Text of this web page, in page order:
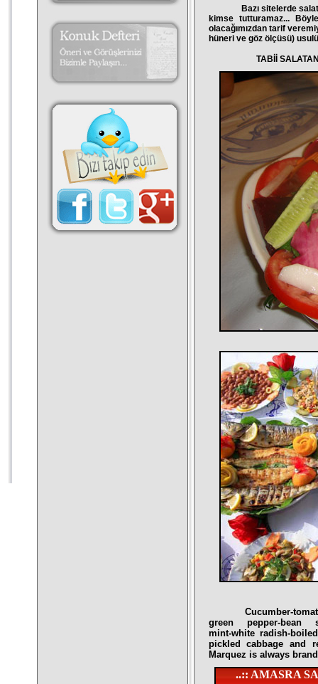
Bazı sitelerde
kimse tutturamaz...
olacağımızdan tarif
hüneri ve göz ölçüsü)
TABİİ SALATANIN
Cucumber-
green pepper-bean
mint-white radish-
pickled cabbage and
Marquez is always
..:: AMASRA